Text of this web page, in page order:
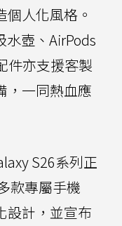
人化風格。
壺、AirPods
件亦支援客製
，一同熱血應
S26系列正
款專屬手機
設計，並宣布